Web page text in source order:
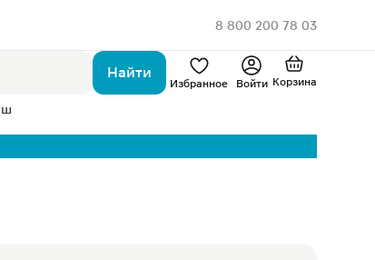
8 800 200 78 03
Найти
Избранное Войти Корзина